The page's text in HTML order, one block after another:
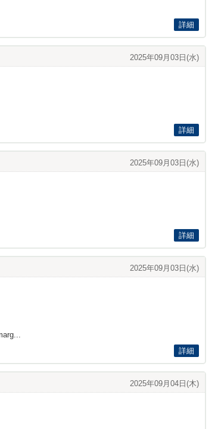
詳細
2025年09月03日(水)
詳細
2025年09月03日(水)
詳細
2025年09月03日(水)
詳細
2025年09月04日(木)